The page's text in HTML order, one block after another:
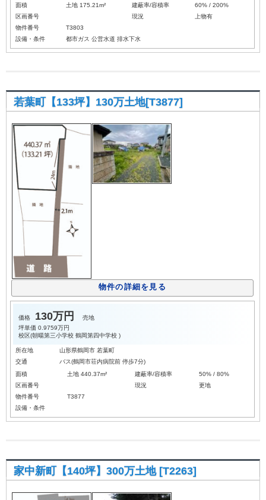
面積
土地 175.21m² 建蔽率/容積率
60% / 200%
区画番号
現況
上物有
物件番号
T3803
設備・条件
都市ガス 公営水道 排水下水
若葉町【133坪】130万土地[T3877]
物件の詳細を見る
価格 130万円
売地
坪単価 0.9759万円
校区(朝暘第三小学校 鶴岡第四中学校 )
所在地
山形県鶴岡市 若葉町
交通
バス(鶴岡市荘内病院前 停歩7分)
面積
土地 440.37m² 建蔽率/容積率
50% / 80%
区画番号
現況
更地
物件番号
T3877
設備・条件
家中新町【140坪】300万土地 [T2263]